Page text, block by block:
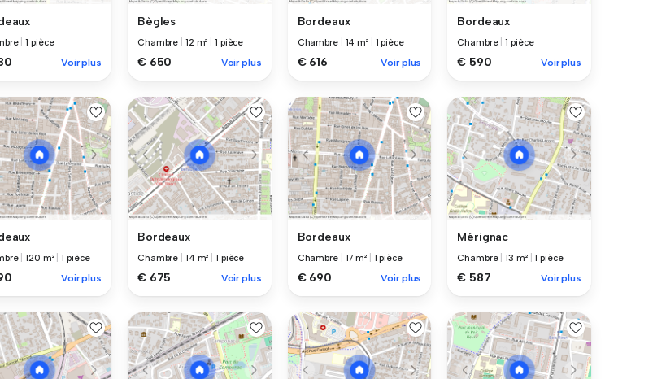
|1 pièce
Voir plus
Bègles
Chambre 12 m² 1 pièce
€ 650 Voir plus
Bordeaux
Chambre 14 m² 1 pièce
€ 616 Voir plus
Bordeaux
Chambre |1 pièce
€ 590 Voir plus
|120 m² |1 pièce
Voir plus
Bordeaux
Chambre 14 m² 1 pièce
€ 675 Voir plus
Bordeaux
Chambre 17 m² 1 pièce
€ 690 Voir plus
Mérignac
Chambre |13 m² |1 pièce
€ 587 Voir plus